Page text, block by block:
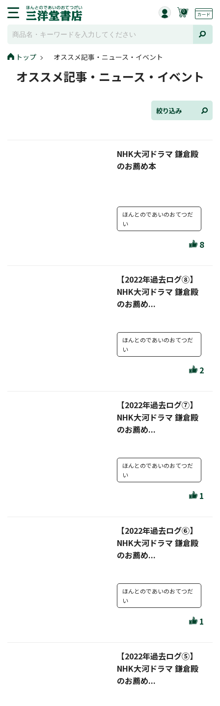
0
トップ オススメ記事・ニュース・イベント
オススメ記事・ニュース・イベント
絞り込み
ほんとのであいのおてつだい
三洋堂サイト会員が選ぶおすすめ本
駒ケ根店 ホビ担S の三洋堂プラモデル講座
リセット
NHK大河ドラマ 鎌倉殿
のお薦め本
ほんとのであいのおてつだ
い
8
【2022年過去ログ⑧】
NHK大河ドラマ 鎌倉殿
のお薦め...
ほんとのであいのおてつだ
い
2
【2022年過去ログ⑦】
NHK大河ドラマ 鎌倉殿
のお薦め...
ほんとのであいのおてつだ
い
1
【2022年過去ログ⑥】
NHK大河ドラマ 鎌倉殿
のお薦め...
ほんとのであいのおてつだ
い
1
【2022年過去ログ⑤】
NHK大河ドラマ 鎌倉殿
のお薦め...